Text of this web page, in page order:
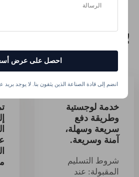
Shellight
بوتاسيوم بولي
خدمة لوجستية
وطريقة دفع
سريعة وسهلة،
آمنة وسريعة.
شروط التسليم
المقبولة: عند
احصل على عرض
انضم إلى قادة الصناعة الذين يثقون بنا. لا يوجد بريد